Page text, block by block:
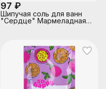
97 ₽
Шипучая соль для ванн
"Сердце" Мармеладная